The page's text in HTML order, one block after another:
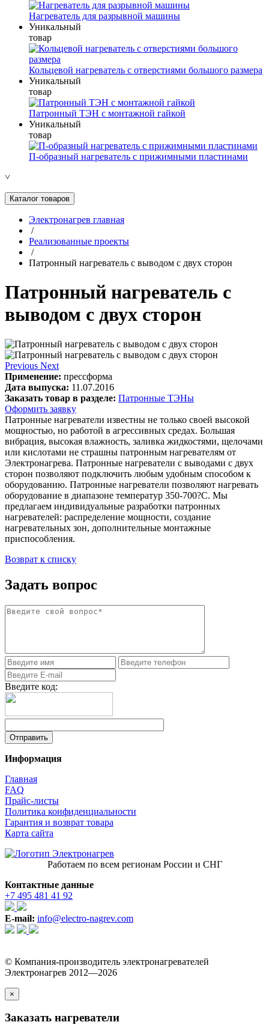
Нагреватель для разрывной машины
Уникальный
товар
Кольцевой нагреватель с отверстиями большого размера
Уникальный
товар
Патронный ТЭН с монтажной гайкой
Уникальный
товар
П-образный нагреватель с прижимными пластинами
˅
Каталог товаров
Электронагрев главная
/
Реализованные проекты
/
Патронный нагреватель с выводом с двух сторон
Патронный нагреватель с
выводом с двух сторон
Previous Next
Применение: прессформа
Дата выпуска: 11.07.2016
Заказать товар в разделе: Патронные ТЭНы
Оформить заявку
Патронные нагреватели известны не только своей высокой
мощностью, но работой в агрессивных средах. Большая
вибрация, высокая влажность, заливка жидкостями, щелочами
или кислотами не страшны патронным нагревателям от
Электронагрева. Патронные нагреватели с выводами с двух
сторон позволяют подключить любым удобным способом к
оборудованию. Патронные нагреватели позволяют нагревать
оборудование в диапазоне температур 350-700?С. Мы
предлагаем индивидуальные разработки патронных
нагревателей: распределение мощности, создание
нагревательных зон, дополнительные монтажные
приспособления.
Возврат к списку
Задать вопрос
Введите код:
Информация
Главная
FAQ
Прайс-листы
Политика конфиденциальности
Гарантия и возврат товара
Карта сайта
Работаем по всем регионам России и СНГ
Контактные данные
+7 495 481 41 92
E-mail: info@electro-nagrev.com
© Компания-производитель электронагревателей
Электронагрев 2012—2026
×
Заказать нагреватели